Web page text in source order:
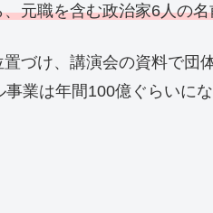
元職を含む政治家6人の名
づけ、講演会の資料で団
業は年間100億ぐらいに